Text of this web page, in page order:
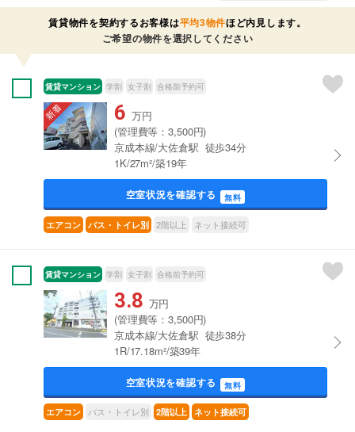
賃貸物件を契約するお客様は平均3物件ほど内見します。
ご希望の物件を選択してください
賃貸マンション 学割 女子割 合格前予約可
6 万円
(管理費等：3,500円)
京成本線/大佐倉駅 徒歩34分
1K/27m²/築19年
空室状況を確認する 無料
エアコン バス・トイレ別 2階以上 ネット接続可
賃貸マンション 学割 女子割 合格前予約可
3.8 万円
(管理費等：3,500円)
京成本線/大佐倉駅 徒歩38分
1R/17.18m²/築39年
空室状況を確認する 無料
エアコン バス・トイレ別 2階以上 ネット接続可